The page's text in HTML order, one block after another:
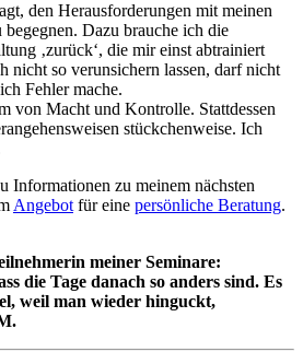
den Herausforderungen mit meinen
Dazu brauche ich die
‚zurück‘, die mir einst abtrainiert
nicht so verunsichern lassen, darf nicht
Fehler mache.
von Macht und Kontrolle. Stattdessen
stückchenweise. Ich
Informationen zu meinem nächsten
Angebot für eine persönliche Beratung.
meiner Seminare:
die Tage danach so anders sind. Es
weil man wieder hinguckt,